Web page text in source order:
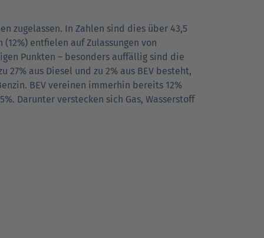
zugelassen. In Zahlen sind dies über 43,5
entfielen auf Zulassungen von
Punkten – besonders auffällig sind die
aus Diesel und zu 2% aus BEV besteht,
BEV vereinen immerhin bereits 12%
Darunter verstecken sich Gas, Wasserstoff